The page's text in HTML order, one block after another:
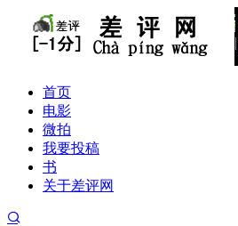
首页
电影
微拍
我要投稿
书
关于差评网